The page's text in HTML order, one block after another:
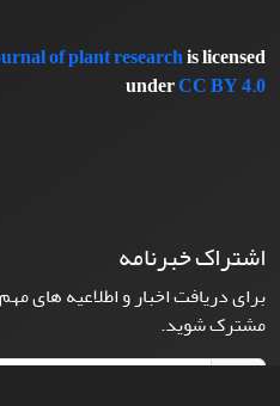
of plant researchis licensed
underCC BY 4.0
اشتراک خبرنامه
برای دریافت اخبار و اطلاعیه های
مشترک شوید.